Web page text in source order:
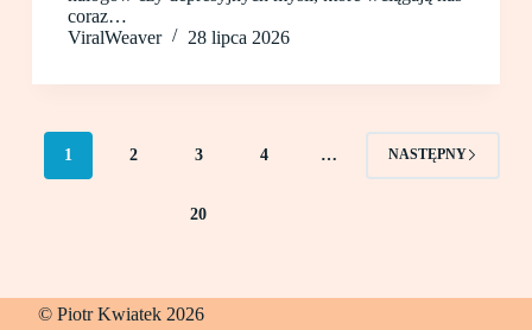
coraz…
ViralWeaver
28 lipca 2026
1 2 3 4 …
20
NASTĘPNY
© Piotr Kwiatek 2026